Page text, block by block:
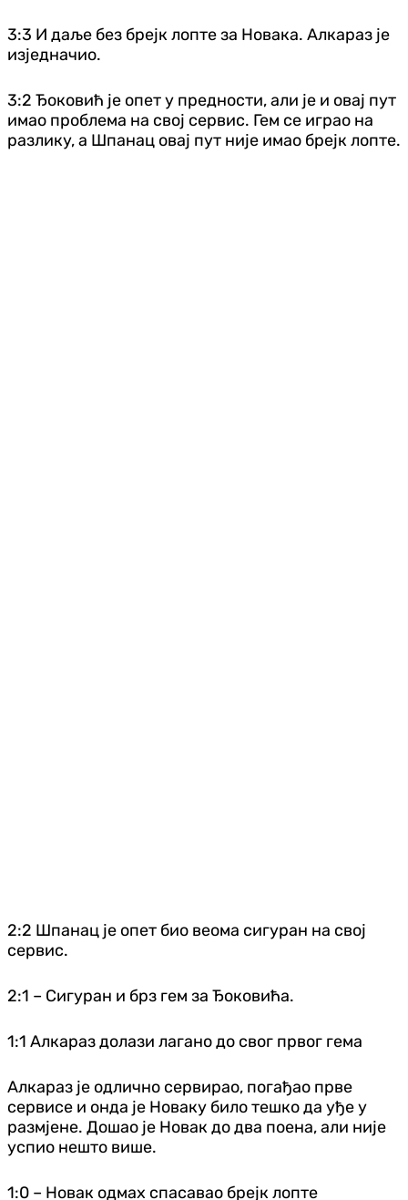
3:3 И даље без брејк лопте за Новака. Алкараз је
изједначио.
3:2 Ђоковић је опет у предности, али је и овај пут
имао проблема на свој сервис. Гем се играо на
разлику, а Шпанац овај пут није имао брејк лопте.
2:2 Шпанац је опет био веома сигуран на свој
сервис.
2:1 – Сигуран и брз гем за Ђоковића.
1:1 Алкараз долази лагано до свог првог гема
Алкараз је одлично сервирао, погађао прве
сервисе и онда је Новаку било тешко да уђе у
размјене. Дошао је Новак до два поена, али није
успио нешто више.
1:0 – Новак одмах спасавао брејк лопте